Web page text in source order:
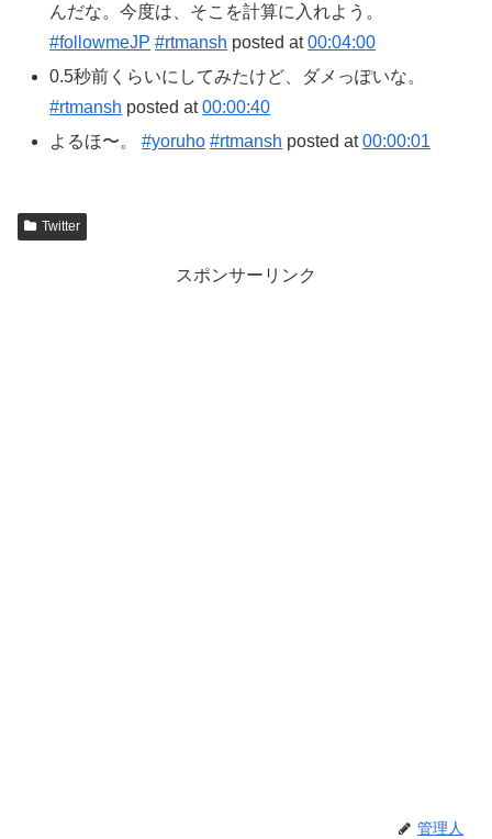
んだな。今度は、そこを計算に入れよう。
#followmeJP #rtmansh posted at00:04:00
0.5秒前くらいにしてみたけど、ダメっぽいな。
#rtmansh posted at00:00:40
よるほ〜。#yoruho #rtmansh posted at00:00:01
Twitter
スポンサーリンク
管理人